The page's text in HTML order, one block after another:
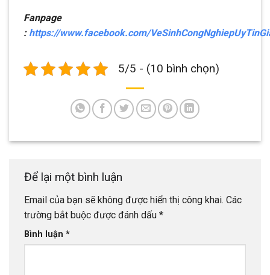
Fanpage
:https://www.facebook.com/
5/5 - (10 bình chọn)
Để lại một bình luận
Email của bạn sẽ không được hiển thị công khai. Các
trường bắt buộc được đánh dấu *
Bình luận *